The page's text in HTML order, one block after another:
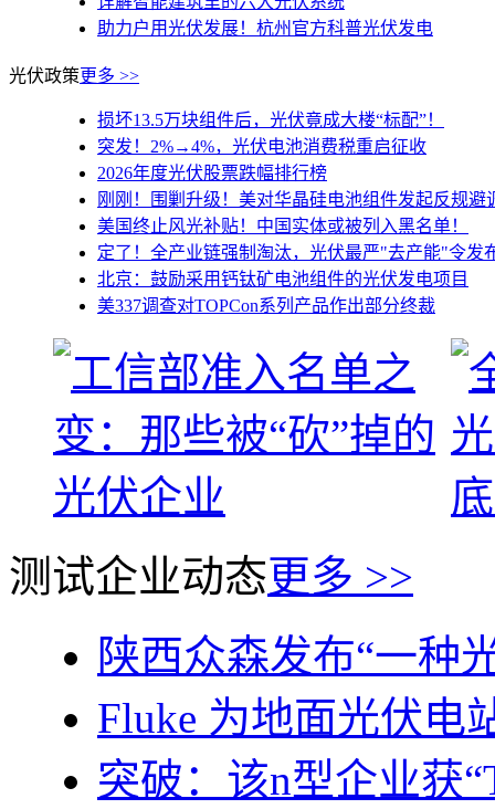
助力户用光伏发展！杭州官方科普光伏发电
光伏政策更多 >>
损坏13.5万块组件后，光伏竟成大楼“标配”！
突发！2%→4%，光伏电池消费税重启征收
2026年度光伏股票跌幅排行榜
刚刚！围剿升级！美对华晶硅电池组件发起反规避
美国终止风光补贴！中国实体或被列入黑名单！
定了！全产业链强制淘汰，光伏最严"去产能"令发
北京：鼓励采用钙钛矿电池组件的光伏发电项目
美337调查对TOPCon系列产品作出部分终裁
测试企业动态更多 >>
陕西众森发布“一种
Fluke 为地面光伏电
突破：该n型企业获